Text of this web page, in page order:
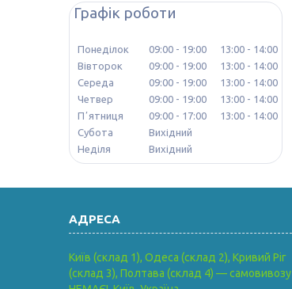
Графік роботи
Понеділок 09:00 19:00 13:00
14:00
Вівторок
09:00 19:00 13:00
14:00
Середа
09:00 19:00 13:00
14:00
Четвер
09:00 19:00 13:00
14:00
Пʼятниця
09:00 17:00 13:00
14:00
Субота
Вихідний
Неділя
Вихідний
Київ (склад 1), Одеса (склад 2), Кривий Ріг
(склад 3), Полтава (склад 4) — самовивозу